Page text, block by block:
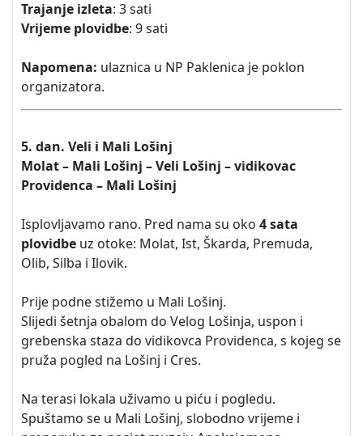
Trajanje izleta: 3 sati
Vrijeme plovidbe: 9 sati
Napomena: ulaznica u NP Paklenica je poklon
organizatora.
5. dan. Veli i Mali Lošinj
Molat – Mali Lošinj – Veli Lošinj – vidikovac
Providenca – Mali Lošinj
Isplovljavamo rano. Pred nama su oko 4 sata
plovidbe uz otoke: Molat, Ist, Škarda, Premuda,
Olib, Silba i Ilovik.
Prije podne stižemo u Mali Lošinj.
Slijedi šetnja obalom do Velog Lošinja, uspon i
grebenska staza do vidikovca Providenca, s kojeg se
pruža pogled na Lošinj i Cres.
Na terasi lokala uživamo u piću i pogledu.
Spuštamo se u Mali Lošinj, slobodno vrijeme i